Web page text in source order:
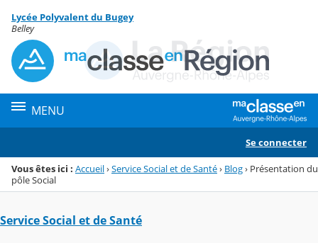
Menu de la rubrique
Contenu
Lycée Polyvalent du Bugey
Belley
MENU
Se connecter
Vous êtes ici : Accueil›Service Social et de Santé› Blog› Présentation du
pôle Social
Service Social et de Santé